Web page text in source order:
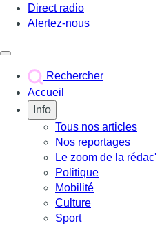
Direct radio
Alertez-nous
Rechercher
Accueil
Info
Tous nos articles
Nos reportages
Le zoom de la rédac'
Politique
Mobilité
Culture
Sport